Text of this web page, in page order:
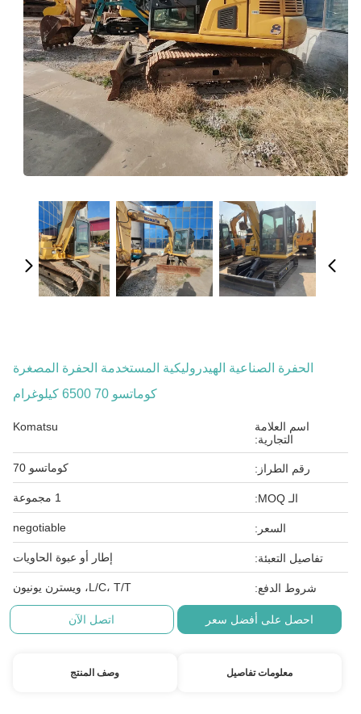
الحفرة الصناعية الهيدروليكية المستخدمة الحفرة المصغرة
كوماتسو 70 6500 كيلوغرام
اسم العلامة
التجارية:
Komatsu
رقم الطراز: كوماتسو 70
الـ MOQ: 1 مجموعة
السعر: negotiable
تفاصيل التعبئة: إطار أو عبوة الحاويات
شروط الدفع: L/C، T/T، ويسترن يونيون
احصل على أفضل سعر اتصل الآن
معلومات تفاصيل وصف المنتج